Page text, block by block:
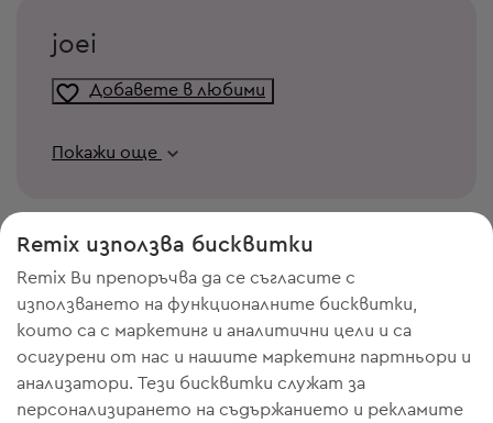
joei
Добавете в любими
Покажи още
ИМАШ НУЖДА ОТ МЯСТО В
Remix използва бисквитки
Remix Ви препоръчва да се съгласите с
използването на функционалните бисквитки,
които са с маркетинг и аналитични цели и са
осигурени от нас и нашите маркетинг партньори и
анализатори. Тези бисквитки служат за
персонализирането на съдържанието и рекламите